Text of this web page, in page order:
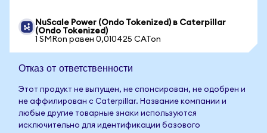
NuScale Power (Ondo Tokenized) в Caterpillar
(Ondo Tokenized)
1 SMRon равен 0,010425 CATon
Отказ от ответственности
Этот продукт не выпущен, не спонсирован, не одобрен и
не аффилирован с Caterpillar. Название компании и
любые другие товарные знаки используются
исключительно для идентификации базового